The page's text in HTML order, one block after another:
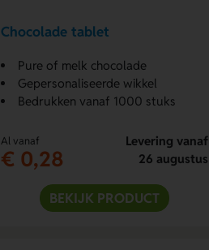
Chocolade tablet
Pure of melk chocolade
Gepersonaliseerde wikkel
Bedrukken vanaf 1000 stuks
Al vanaf
€ 0,28
Levering vanaf
26 augustus
BEKIJK PRODUCT